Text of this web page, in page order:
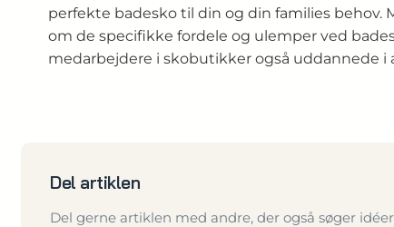
perfekte badesko til din og din families behov.
om de specifikke fordele og ulemper ved
medarbejdere i skobutikker også uddannede
Del artiklen
Del gerne artiklen med andre, der også søger